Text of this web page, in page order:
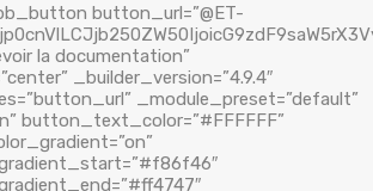
button_url=”@ET-
la documentation”
_builder_version=”4.9.4″
_module_preset=”default”
button_text_color=”#FFFFFF”